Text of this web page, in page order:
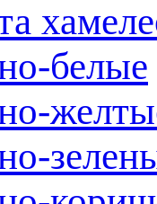
белые